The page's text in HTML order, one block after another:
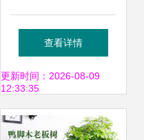
产业现状与发展趋
势 以绿植出租基地
助推区域生态文明
查看详情
更新时间：2026-08-09
12:33:35